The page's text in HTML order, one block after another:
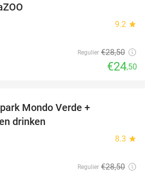
9.2 star
Regulier €28,50
€24,50
Mondo Verde +
drinken
8.3 star
Regulier €28,50